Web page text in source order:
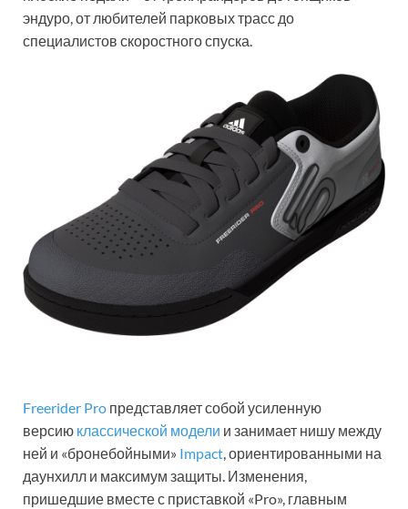
эндуро, от любителей парковых трасс до
специалистов скоростного спуска.
Freerider Pro представляет собой усиленную
версию классической модели и занимает нишу между
ней и «бронебойными» Impact, ориентированными на
даунхилл и максимум защиты. Изменения,
пришедшие вместе с приставкой «Pro», главным